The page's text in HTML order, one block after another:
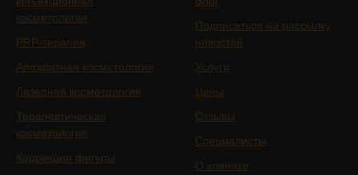
косметология
PRP-терапия
Аппаратная косметология
Лазерная косметология
Терапевтическая
косметология
Коррекция фигуры
Подписаться на рассылку
новостей
Услуги
Цены
Отзывы
Специалисты
О клинике